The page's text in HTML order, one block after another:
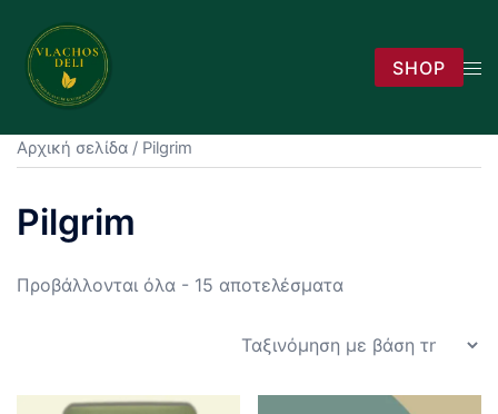
content
SHOP
Αρχική σελίδα / Pilgrim
Pilgrim
Προβάλλονται όλα - 15 αποτελέσματα
popularity